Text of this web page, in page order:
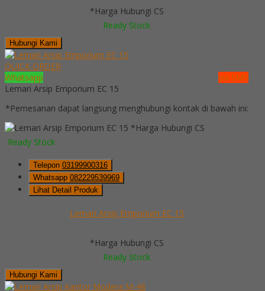
*Harga Hubungi CS
Ready Stock
Hubungi Kami
QUICK ORDER
Whatsapp
via SMS
Lemari Arsip Emporium EC 15
*Pemesanan dapat langsung menghubungi kontak di bawah ini:
*Harga Hubungi CS
Ready Stock
Telepon 03199900316
Whatsapp 082229539969
Lihat Detail Produk
Lemari Arsip Emporium EC 15
*Harga Hubungi CS
Ready Stock
Hubungi Kami